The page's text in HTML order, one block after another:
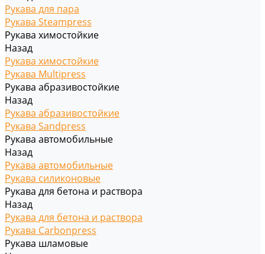
Рукава для пара
Рукава Steampress
Рукава химостойкие
Назад
Рукава химостойкие
Рукава Multipress
Рукава абразивостойкие
Назад
Рукава абразивостойкие
Рукава Sandpress
Рукава автомобильные
Назад
Рукава автомобильные
Рукава силиконовые
Рукава для бетона и раствора
Назад
Рукава для бетона и раствора
Рукава Carbonpress
Рукава шламовые